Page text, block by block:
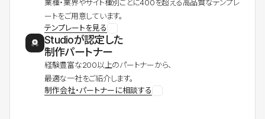
業種・業界やサイト種別ごとに400を超える高品質なテンプレ
ートをご用意しています。
テンプレートを見る
Studioが認定した
制作パートナー
経験豊富な200以上のパートナーから、
最適な一社をご紹介します。
制作会社・パートナーに相談する